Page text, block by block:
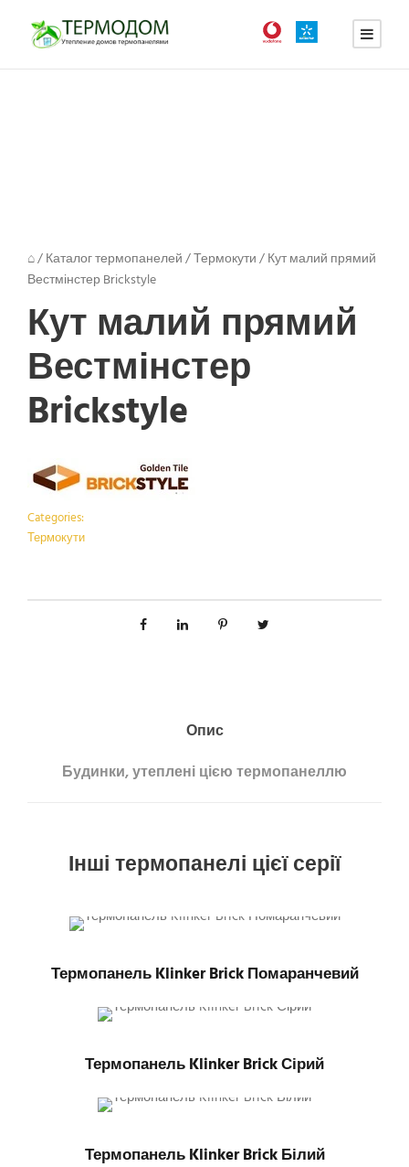
⌂/Каталог термопанелей/Термокути/Кут малий прямий
Вестмінстер Brickstyle
Кут малий прямий
Вестмінстер
Brickstyle
Categories:
Термокути
Опис
Будинки, утеплені цією термопанеллю
Інші термопанелі цієї серії
Термопанель Klinker Brick Помаранчевий
Термопанель Klinker Brick Сірий
Термопанель Klinker Brick Білий